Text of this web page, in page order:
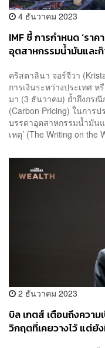
4 ธันวาคม 2023
IMF ชี้ การกำหนด ‘รา
อุตสาหกรรมน้ำมันและ
คริสตาลินา จอร์จีวา
การเงินระหว่างประเทศ
มา (3 ธันวาคม) ย้ำถึงกรณี
(Carbon Pricing) ในการ
บรรดาอุตสาหกรรมน้ำมัน
เหตุ’ (The Writing on the
2 ธันวาคม 2023
บิล เกตส์ เตือนถึงควา
วิกฤตที่เคยวางไว้ แต่ยั